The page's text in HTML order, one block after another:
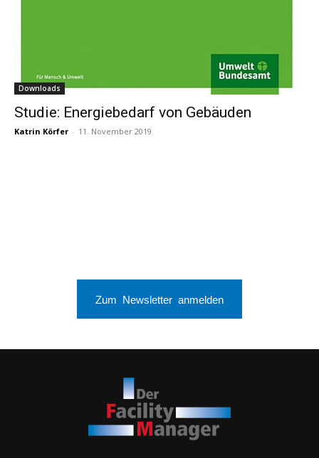
Downloads
Studie: Energiebedarf von Gebäuden
Katrin Körfer - 11. November 2019
Zum Newsletter anmelden